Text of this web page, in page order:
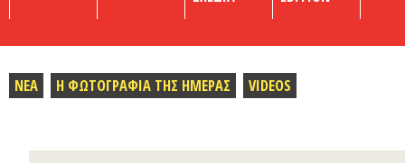
ΝΕΑ Η ΦΩΤΟΓΡΑΦΙΑ ΤΗΣ ΗΜΕΡΑΣ VIDEOS